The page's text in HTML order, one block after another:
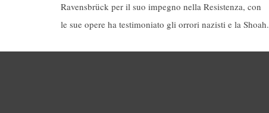
Ravensbrück per il suo impegno nella Resistenza, con
le sue opere ha testimoniato gli orrori nazisti e la Shoah.